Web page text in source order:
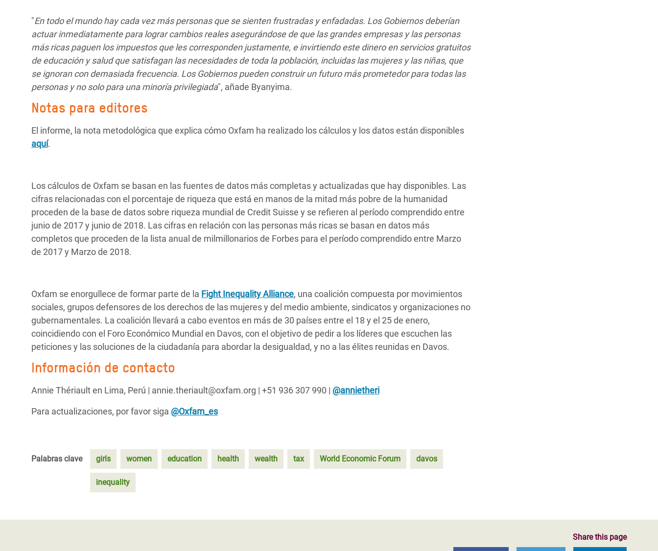
"En todo el mundo hay cada vez más personas que se sienten frustradas y enfadadas. Los Gobiernos deberían
actuar inmediatamente para lograr cambios reales asegurándose de que las grandes empresas y las personas
más ricas paguen los impuestos que les corresponden justamente, e invirtiendo este dinero en servicios gratuitos
de educación y salud que satisfagan las necesidades de toda la población, incluidas las mujeres y las niñas, que
se ignoran con demasiada frecuencia. Los Gobiernos pueden construir un futuro más prometedor para todas las
personas y no solo para una minoría privilegiada", añade Byanyima.
Notas para editores
El informe, la nota metodológica que explica cómo Oxfam ha realizado los cálculos y los datos están disponibles
aquí.
Los cálculos de Oxfam se basan en las fuentes de datos más completas y actualizadas que hay disponibles. Las
cifras relacionadas con el porcentaje de riqueza que está en manos de la mitad más pobre de la humanidad
proceden de la base de datos sobre riqueza mundial de Credit Suisse y se refieren al período comprendido entre
junio de 2017 y junio de 2018. Las cifras en relación con las personas más ricas se basan en datos más
completos que proceden de la lista anual de milmillonarios de Forbes para el período comprendido entre Marzo
de 2017 y Marzo de 2018.
Oxfam se enorgullece de formar parte de la Fight Inequality Alliance, una coalición compuesta por movimientos
sociales, grupos defensores de los derechos de las mujeres y del medio ambiente, sindicatos y organizaciones no
gubernamentales. La coalición llevará a cabo eventos en más de 30 países entre el 18 y el 25 de enero,
coincidiendo con el Foro Económico Mundial en Davos, con el objetivo de pedir a los líderes que escuchen las
peticiones y las soluciones de la ciudadanía para abordar la desigualdad, y no a las élites reunidas en Davos.
Información de contacto
Annie Thériault en Lima, Perú | annie.theriault@oxfam.org | +51 936 307 990 | @annietheri
Para actualizaciones, por favor siga @Oxfam_es
Palabras clave girls women education health wealth tax World Economic Forum davos
inequality
Share this page